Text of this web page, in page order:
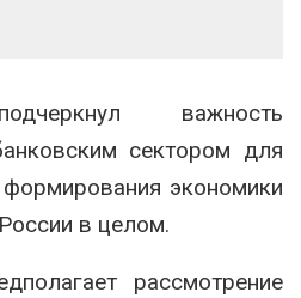
важность
сектором для
экономики
в целом.
рассмотрение